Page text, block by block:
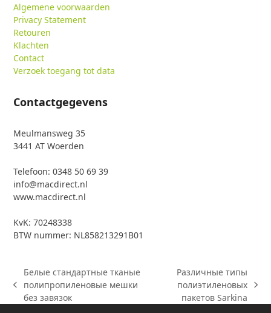
Algemene voorwaarden
Privacy Statement
Retouren
Klachten
Contact
Verzoek toegang tot data
Contactgegevens
Meulmansweg 35
3441 AT Woerden
Telefoon: 0348 50 69 39
info@macdirect.nl
www.macdirect.nl
KvK: 70248338
BTW nummer: NL858213291B01
previous
post:
Белые стандартные тканые
полипропиленовые мешки
без завязок
post:
Различные типы
полиэтиленовых
пакетов Sarkina